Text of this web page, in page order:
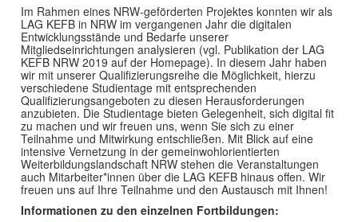
Im Rahmen eines NRW-geförderten Projektes konnten wir als
LAG KEFB in NRW im vergangenen Jahr die digitalen
Entwicklungsstände und Bedarfe unserer
Mitgliedseinrichtungen analysieren (vgl. Publikation der LAG
KEFB NRW 2019 auf der Homepage). In diesem Jahr haben
wir mit unserer Qualifizierungsreihe die Möglichkeit, hierzu
verschiedene Studientage mit entsprechenden
Qualifizierungsangeboten zu diesen Herausforderungen
anzubieten. Die Studientage bieten Gelegenheit, sich digital fit
zu machen und wir freuen uns, wenn Sie sich zu einer
Teilnahme und Mitwirkung entschließen. Mit Blick auf eine
intensive Vernetzung in der gemeinwohlorientierten
Weiterbildungslandschaft NRW stehen die Veranstaltungen
auch Mitarbeiter*innen über die LAG KEFB hinaus offen. Wir
freuen uns auf Ihre Teilnahme und den Austausch mit Ihnen!
Informationen zu den einzelnen Fortbildungen: